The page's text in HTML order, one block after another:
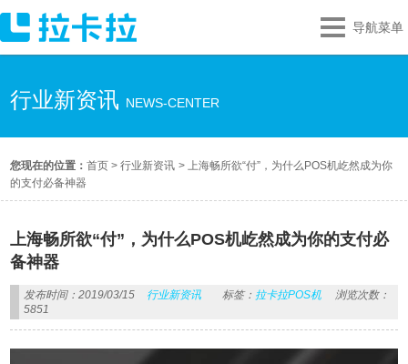
导航菜单
行业新资讯 NEWS-CENTER
您现在的位置：首页 >行业新资讯 >上海畅所欲“付”，为什么POS机屹然成为你
的支付必备神器
上海畅所欲“付”，为什么POS机屹然成为你的支付必
备神器
发布时间：2019/03/15 行业新资讯 标签： 拉卡拉POS机
浏览次数：
5851